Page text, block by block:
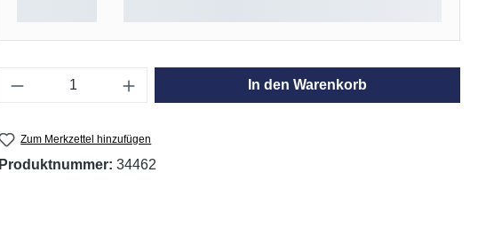
Produkt Anzahl: Gib den gewünschten Wert ein
In den Warenkorb
Zum Merkzettel hinzufügen
Produktnummer: 34462